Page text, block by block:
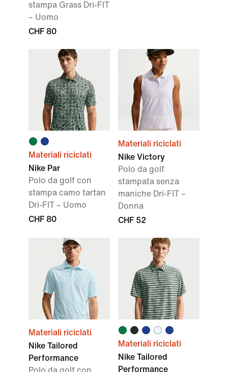
stampa Grass Dri-FIT
– Uomo
CHF 80
Materiali riciclati
Nike Par
Polo da golf con
stampa camo tartan
Dri-FIT – Uomo
CHF 80
Materiali riciclati
Nike Victory
Polo da golf
stampata senza
maniche Dri-FIT –
Donna
CHF 52
Materiali riciclati
Nike Tailored
Performance
Polo da golf con
Materiali riciclati
Nike Tailored
Performance